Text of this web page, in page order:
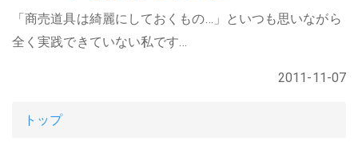
「商売道具は綺麗にしておくもの…」といつも思いながら
全く実践できていない私です…
2011-11-07
トップ